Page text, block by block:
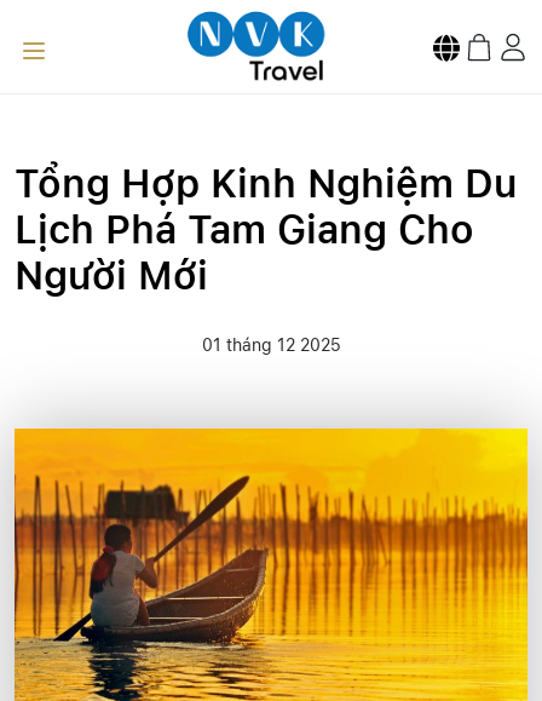
Tổng Hợp Kinh Nghiệm Du
Lịch Phá Tam Giang Cho
Người Mới
01 tháng 12 2025